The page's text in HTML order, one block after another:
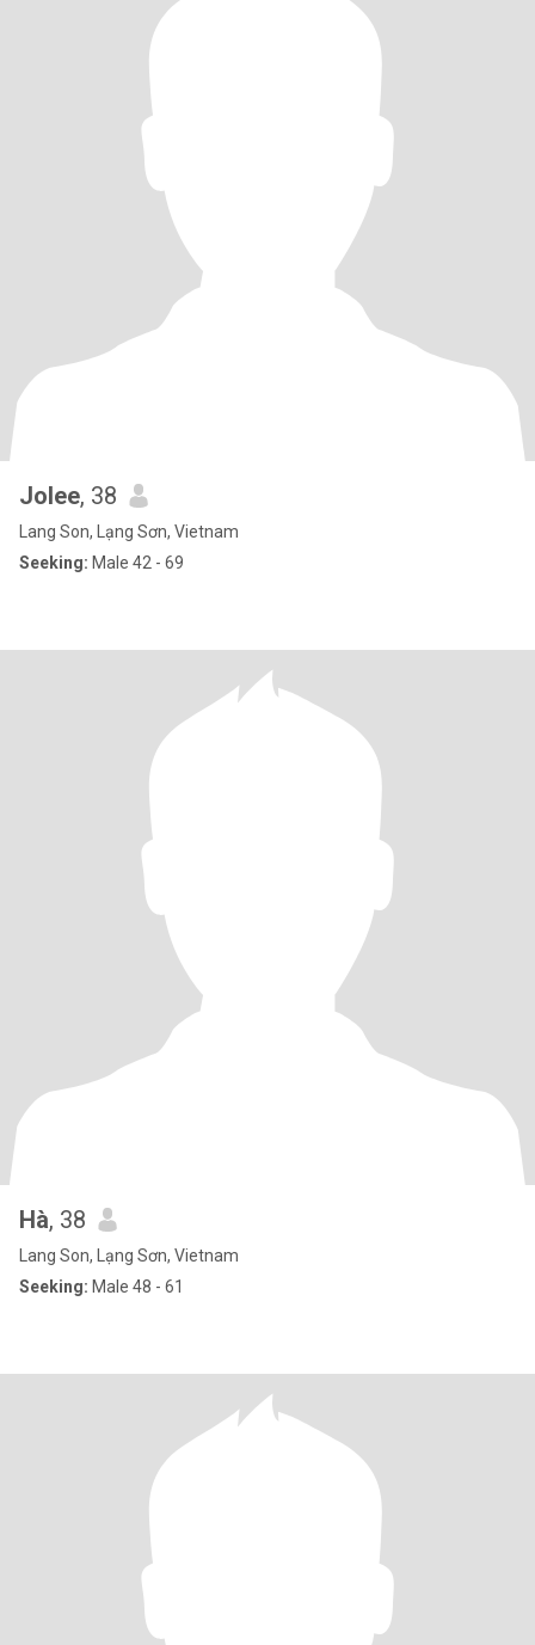
Jolee, 38
Lang Son, Lạng Sơn, Vietnam
Seeking: Male 42 - 69
Hà, 38
Lang Son, Lạng Sơn, Vietnam
Seeking: Male 48 - 61